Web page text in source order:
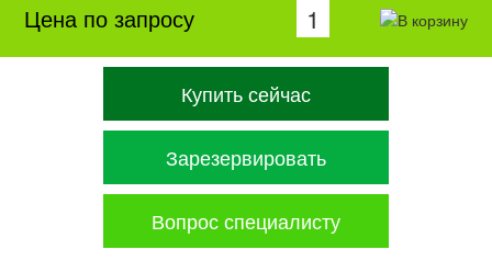
Цена по запросу
Купить сейчас
Зарезервировать
Вопрос специалисту